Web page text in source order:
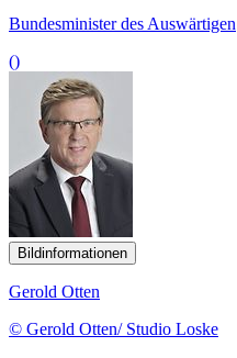
Bundesminister des Auswärtigen
()
Bildinformationen
Gerold Otten
© Gerold Otten/ Studio Loske